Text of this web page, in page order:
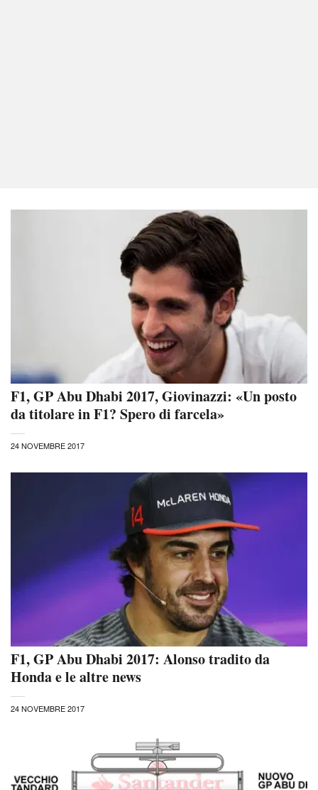
F1, GP Abu Dhabi 2017, Giovinazzi: «Un posto
da titolare in F1? Spero di farcela»
24 NOVEMBRE 2017
F1, GP Abu Dhabi 2017: Alonso tradito da
Honda e le altre news
24 NOVEMBRE 2017